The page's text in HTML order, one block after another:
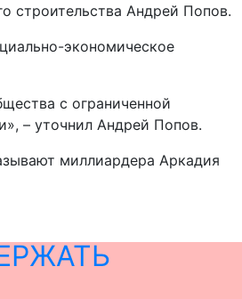
строительства Андрей Попов.
экономическое
с ограниченной
– уточнил Андрей Попов.
миллиардера Аркадия